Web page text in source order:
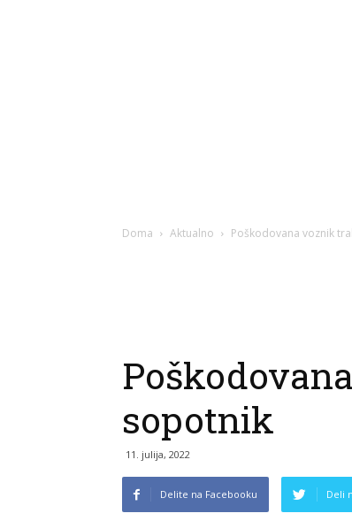
Doma Aktualno Poškodovana voznik
sopotnik
11. julija, 2022
Delite na Facebooku Deli